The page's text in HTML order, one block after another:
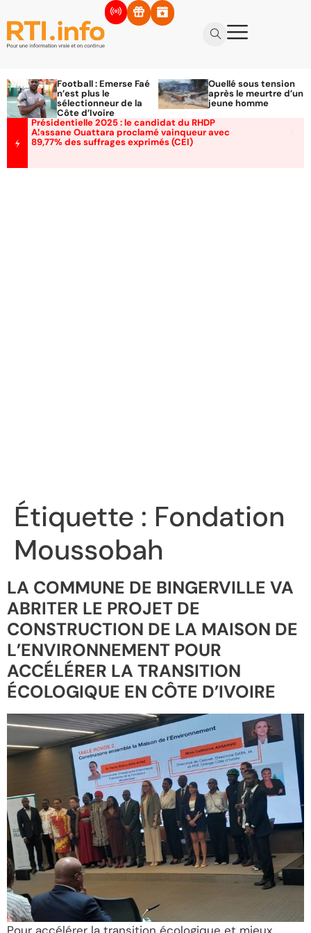
Football : Emerse Faé
n’est plus le
sélectionneur de la
Côte d’Ivoire
Ouellé sous tension
après le meurtre d’un
jeune homme
Présidentielle 2025 : le candidat du RHDP
Alassane Ouattara proclamé vainqueur avec
89,77% des suffrages exprimés (CEI)
Étiquette : Fondation
Moussobah
LA COMMUNE DE BINGERVILLE VA
ABRITER LE PROJET DE
CONSTRUCTION DE LA MAISON DE
L’ENVIRONNEMENT POUR
ACCÉLÉRER LA TRANSITION
ÉCOLOGIQUE EN CÔTE D’IVOIRE